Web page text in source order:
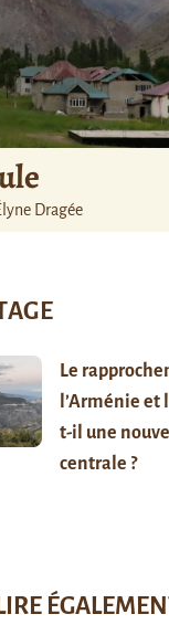
Dragée
Le
l’Arménie et
t-il une
centrale ?